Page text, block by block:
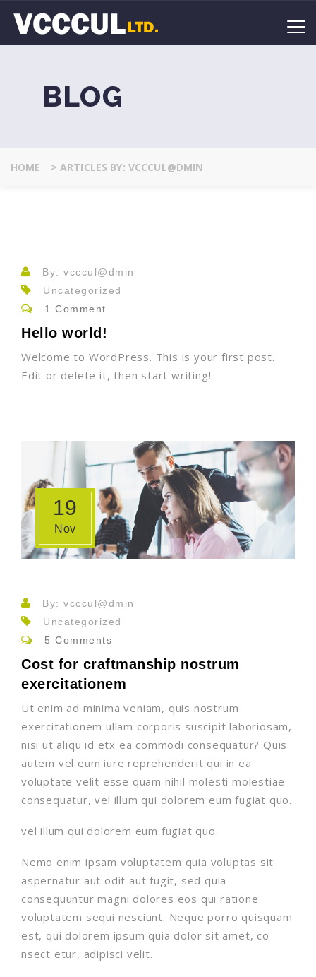
BLOG
HOME > ARTICLES BY: VCCCUL@DMIN
By: vcccul@dmin
Uncategorized
1 Comment
Hello world!
Welcome to WordPress. This is your first post.
Edit or delete it, then start writing!
19
Nov
By: vcccul@dmin
Uncategorized
5 Comments
Cost for craftmanship nostrum
exercitationem
Ut enim ad minima veniam, quis nostrum
exercitationem ullam corporis suscipit laboriosam,
nisi ut aliqu id etx ea commodi consequatur? Quis
autem vel eum iure reprehenderit qui in ea
voluptate velit esse quam nihil molesti molestiae
consequatur, vel illum qui dolorem eum fugiat quo.
vel illum qui dolorem eum fugiat quo.
Nemo enim ipsam voluptatem quia voluptas sit
aspernatur aut odit aut fugit, sed quia
consequuntur magni dolores eos qui ratione
voluptatem sequi nesciunt. Neque porro quisquam
est, qui dolorem ipsum quia dolor sit amet, co
nsect etur, adipisci velit.